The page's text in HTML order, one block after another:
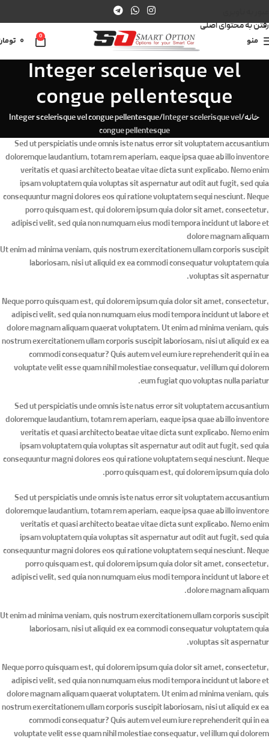
رفتن به محتوای اصلی
منو
0
Integer scelerisque vel
congue pellentesque
خانه Integer scelerisque vel congue pellentesque Integer scelerisque vel
congue pellentesque
Sed ut perspiciatis unde omnis iste natus error sit voluptatem accusantium
doloremque laudantium, totam rem aperiam, eaque ipsa quae ab illo inventore
veritatis et quasi architecto beatae vitae dicta sunt explicabo. Nemo enim
ipsam voluptatem quia voluptas sit aspernatur aut odit aut fugit, sed quia
consequuntur magni dolores eos qui ratione voluptatem sequi nesciunt. Neque
porro quisquam est, qui dolorem ipsum quia dolor sit amet, consectetur,
adipisci velit, sed quia non numquam eius modi tempora incidunt ut labore et
dolore magnam aliquam
Ut enim ad minima veniam, quis nostrum exercitationem ullam corporis suscipit
laboriosam, nisi ut aliquid ex ea commodi consequatur voluptatem quia
voluptas sit aspernatur.
Neque porro quisquam est, qui dolorem ipsum quia dolor sit amet, consectetur,
adipisci velit, sed quia non numquam eius modi tempora incidunt ut labore et
dolore magnam aliquam quaerat voluptatem. Ut enim ad minima veniam, quis
nostrum exercitationem ullam corporis suscipit laboriosam, nisi ut aliquid ex ea
commodi consequatur? Quis autem vel eum iure reprehenderit qui in ea
voluptate velit esse quam nihil molestiae consequatur, vel illum qui dolorem
eum fugiat quo voluptas nulla pariatur.
Sed ut perspiciatis unde omnis iste natus error sit voluptatem accusantium
doloremque laudantium, totam rem aperiam, eaque ipsa quae ab illo inventore
veritatis et quasi architecto beatae vitae dicta sunt explicabo. Nemo enim
ipsam voluptatem quia voluptas sit aspernatur aut odit aut fugit, sed quia
consequuntur magni dolores eos qui ratione voluptatem sequi nesciunt. Neque
porro quisquam est, qui dolorem ipsum quia dolo.
Sed ut perspiciatis unde omnis iste natus error sit voluptatem accusantium
doloremque laudantium, totam rem aperiam, eaque ipsa quae ab illo inventore
veritatis et quasi architecto beatae vitae dicta sunt explicabo. Nemo enim
ipsam voluptatem quia voluptas sit aspernatur aut odit aut fugit, sed quia
consequuntur magni dolores eos qui ratione voluptatem sequi nesciunt. Neque
porro quisquam est, qui dolorem ipsum quia dolor sit amet, consectetur,
adipisci velit, sed quia non numquam eius modi tempora incidunt ut labore et
dolore magnam aliquam.
Ut enim ad minima veniam, quis nostrum exercitationem ullam corporis suscipit
laboriosam, nisi ut aliquid ex ea commodi consequatur voluptatem quia
voluptas sit aspernatur.
Neque porro quisquam est, qui dolorem ipsum quia dolor sit amet, consectetur,
adipisci velit, sed quia non numquam eius modi tempora incidunt ut labore et
dolore magnam aliquam quaerat voluptatem. Ut enim ad minima veniam, quis
nostrum exercitationem ullam corporis suscipit laboriosam, nisi ut aliquid ex ea
commodi consequatur? Quis autem vel eum iure reprehenderit qui in ea
voluptate velit esse quam nihil molestiae consequatur, vel illum qui dolorem